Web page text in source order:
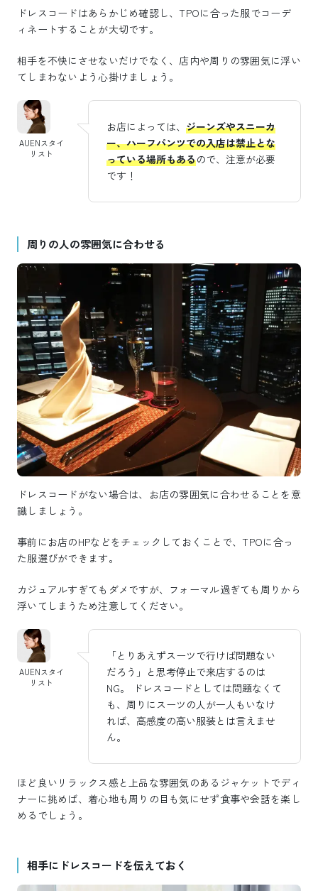
ドレスコードはあらかじめ確認し、TPOに合った服でコーデ
ィネートすることが大切です。
相手を不快にさせないだけでなく、店内や周りの雰囲気に浮い
てしまわないよう心掛けましょう。
AUENスタイ
リスト
お店によっては、ジーンズやスニーカ
ー、ハーフパンツでの入店は禁止とな
っている場所もあるので、注意が必要
です！
周りの人の雰囲気に合わせる
ドレスコードがない場合は、お店の雰囲気に合わせることを意
識しましょう。
事前にお店のHPなどをチェックしておくことで、TPOに合っ
た服選びができます。
カジュアルすぎてもダメですが、フォーマル過ぎても周りから
浮いてしまうため注意してください。
AUENスタイ
リスト
「とりあえずスーツで行けば問題ない
だろう」と思考停止で来店するのは
NG。 ドレスコードとしては問題なくて
も、周りにスーツの人が一人もいなけ
れば、高感度の高い服装とは言えませ
ん。
ほど良いリラックス感と上品な雰囲気のあるジャケットでディ
ナーに挑めば、着心地も周りの目も気にせず食事や会話を楽し
めるでしょう。
相手にドレスコードを伝えておく